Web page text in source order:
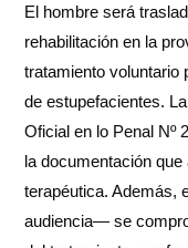
El hombre será
rehabilitación en la
tratamiento voluntario
de estupefacientes.
Oficial en lo Penal Nº
la documentación
terapéutica. Además,
audiencia— se